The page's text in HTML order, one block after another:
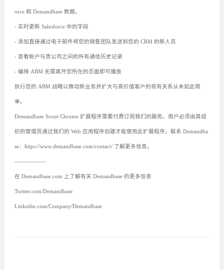
orce 和 Demandbase 数据。
- 实时更新 Salesforce 中的字段
- 添加直接通过电子邮件将您的销售团队发送到您的 CRM 的新人员
- 查看帐户与贵公司之间的所有通信历史记录
- 编排 ABM 无需离开您所在的页面即可播放
执行您的 ABM 战略以推动新业务并扩大与高价值客户的现有关系从未如此简
单。
Demandbase Scout Chrome 扩展程序需要付费订阅我们的服务。用户必须由其组
织的管理员通过我们的 Web 应用程序创建才能使用此扩展程序。联系 Demandba
se：https://www.demandbase.com/contact/ 了解更多信息。
----------------
在 Demandbase.com 上了解有关 Demandbase 的更多信息
Twitter.com/Demandbase
Linkedin.com/Company/Demandbase